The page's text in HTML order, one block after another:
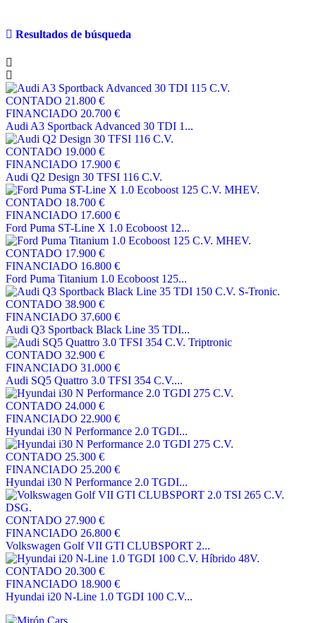
Resultados de búsqueda
CONTADO 21.800 €
FINANCIADO 20.700 €
Audi A3 Sportback Advanced 30 TDI 1...
CONTADO 19.000 €
FINANCIADO 17.900 €
Audi Q2 Design 30 TFSI 116 C.V.
CONTADO 18.700 €
FINANCIADO 17.600 €
Ford Puma ST-Line X 1.0 Ecoboost 12...
CONTADO 17.900 €
FINANCIADO 16.800 €
Ford Puma Titanium 1.0 Ecoboost 125...
CONTADO 38.900 €
FINANCIADO 37.600 €
Audi Q3 Sportback Black Line 35 TDI...
CONTADO 32.900 €
FINANCIADO 31.000 €
Audi SQ5 Quattro 3.0 TFSI 354 C.V....
CONTADO 24.000 €
FINANCIADO 22.900 €
Hyundai i30 N Performance 2.0 TGDI...
CONTADO 25.300 €
FINANCIADO 25.200 €
Hyundai i30 N Performance 2.0 TGDI...
CONTADO 27.900 €
FINANCIADO 26.800 €
Volkswagen Golf VII GTI CLUBSPORT 2...
CONTADO 20.300 €
FINANCIADO 18.900 €
Hyundai i20 N-Line 1.0 TGDI 100 C.V...